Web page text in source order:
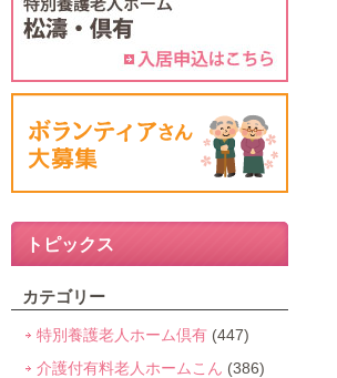
トピックス
カテゴリー
特別養護老人ホーム倶有 (447)
介護付有料老人ホームこん (386)